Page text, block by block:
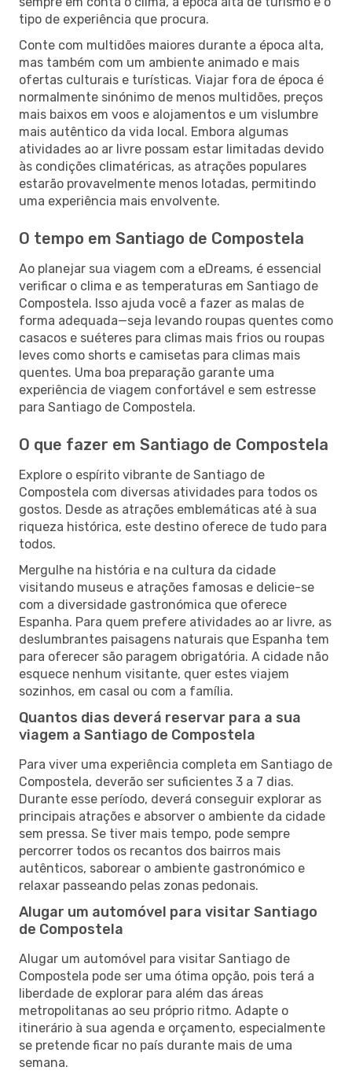
tipo de experiência que procura.
Conte com multidões maiores durante a época alta,
mas também com um ambiente animado e mais
ofertas culturais e turísticas. Viajar fora de época é
normalmente sinónimo de menos multidões, preços
mais baixos em voos e alojamentos e um vislumbre
mais autêntico da vida local. Embora algumas
atividades ao ar livre possam estar limitadas devido
às condições climatéricas, as atrações populares
estarão provavelmente menos lotadas, permitindo
uma experiência mais envolvente.
O tempo em Santiago de Compostela
Ao planejar sua viagem com a eDreams, é essencial
verificar o clima e as temperaturas em Santiago de
Compostela. Isso ajuda você a fazer as malas de
forma adequada—seja levando roupas quentes como
casacos e suéteres para climas mais frios ou roupas
leves como shorts e camisetas para climas mais
quentes. Uma boa preparação garante uma
experiência de viagem confortável e sem estresse
para Santiago de Compostela.
O que fazer em Santiago de Compostela
Explore o espírito vibrante de Santiago de
Compostela com diversas atividades para todos os
gostos. Desde as atrações emblemáticas até à sua
riqueza histórica, este destino oferece de tudo para
todos.
Mergulhe na história e na cultura da cidade
visitando museus e atrações famosas e delicie-se
com a diversidade gastronómica que oferece
Espanha. Para quem prefere atividades ao ar livre, as
deslumbrantes paisagens naturais que Espanha tem
para oferecer são paragem obrigatória. A cidade não
esquece nenhum visitante, quer estes viajem
sozinhos, em casal ou com a família.
Quantos dias deverá reservar para a sua
viagem a Santiago de Compostela
Para viver uma experiência completa em Santiago de
Compostela, deverão ser suficientes 3 a 7 dias.
Durante esse período, deverá conseguir explorar as
principais atrações e absorver o ambiente da cidade
sem pressa. Se tiver mais tempo, pode sempre
percorrer todos os recantos dos bairros mais
autênticos, saborear o ambiente gastronómico e
relaxar passeando pelas zonas pedonais.
Alugar um automóvel para visitar Santiago
de Compostela
Alugar um automóvel para visitar Santiago de
Compostela pode ser uma ótima opção, pois terá a
liberdade de explorar para além das áreas
metropolitanas ao seu próprio ritmo. Adapte o
itinerário à sua agenda e orçamento, especialmente
se pretende ficar no país durante mais de uma
semana.